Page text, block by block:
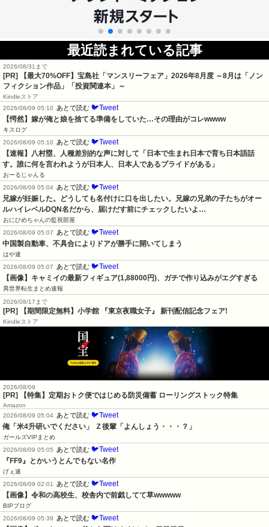
最近読まれている記事
2026/08/31まで
[PR] 【最大70%OFF】宝島社「マンスリーフェア」2026年8月度 ～8月は「ノン
フィクション作品」「投資関連本」～
Kindleストア
2026/08/09 05:10
あとで読む 🐦Tweet
【愕然】嫁が俺と娘を捨てる準備をしていた…その理由がコレwwww
キスログ
2026/08/09 05:10
あとで読む 🐦Tweet
【速報】八村塁、人種差別的な声に対して「日本で生まれ日本で育ち日本語話
す。誰に何を言われようが日本人、日本人であるプライドがある」
おーるじゃんる
2026/08/09 05:04 あとで読む 🐦Tweet
兄嫁が妊娠した。どうしても名付けに口を出したい。兄嫁の兄弟の子たちがオー
ルハイレベルDQN名だから、届けだす前にチェックしたいよ…
おにひめちゃんの監視部屋
2026/08/09 05:07
あとで読む 🐦Tweet
中国製自動車、不具合によりドアが勝手に開いてしまう
はや速
2026/08/09 05:07
あとで読む 🐦Tweet
【画像】キャミイの最新フィギュア(1,88000円)、ガチで作り込みがエグすぎる
異世界転生まとめ速報
2026/08/17まで
[PR] 【期間限定無料】小学館 『東京夜職女子』 新刊配信記念フェア!
Kindleストア
2026/08/09
[PR] 【特集】定期おトク便ではじめる防災備蓄 ローリングストック特集
Amazon
2026/08/09 05:04 あとで読む 🐦Tweet
俺「米4升研いでください」 Ｚ後輩「よんしょう・・・？」
ガールズVIPまとめ
2026/08/09 05:05 あとで読む 🐦Tweet
『FF9』とかいうとんでもない名作
げぇ速
2026/08/09 02:01 あとで読む 🐦Tweet
【画像】令和の高校生、校舎内で前戯してて草wwwww
BIPブログ
2026/08/09 05:39 あとで読む 🐦Tweet